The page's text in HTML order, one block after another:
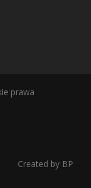
prawa
Created by BP